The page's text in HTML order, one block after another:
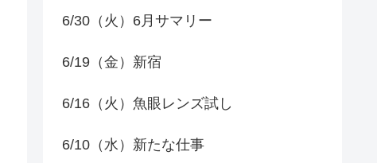
6/30（火）6月サマリー
6/19（金）新宿
6/16（火）魚眼レンズ試し
6/10（水）新たな仕事